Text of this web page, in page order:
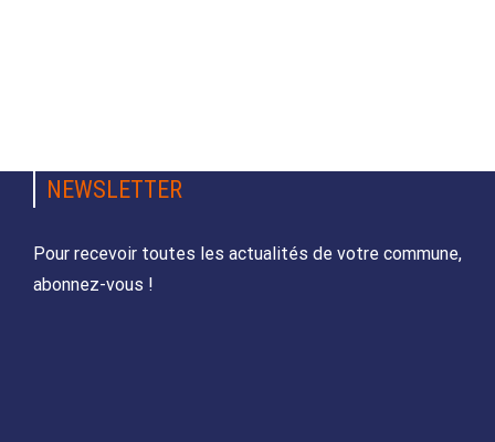
NEWSLETTER
Pour recevoir toutes les actualités de votre commune,
abonnez-vous !